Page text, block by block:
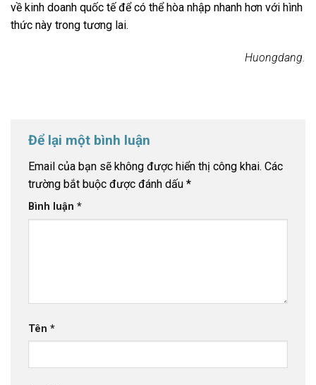
về kinh doanh quốc tế để có thể hòa nhập nhanh hơn với hình
thức này trong tương lai.
Huongdang.
Để lại một bình luận
Email của bạn sẽ không được hiển thị công khai. Các
trường bắt buộc được đánh dấu *
Bình luận *
Tên *